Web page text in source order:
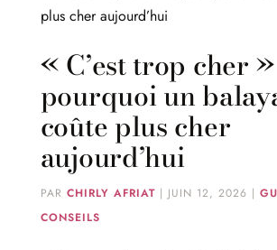
« C’est trop cher
pourquoi un
coûte plus cher
aujourd’hui
PAR CHIRLY AFRIAT| JUIN 12, 2026 |
CONSEILS